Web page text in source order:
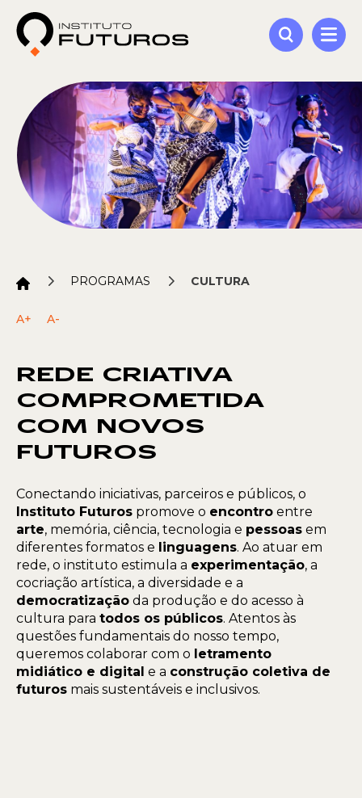
PROGRAMAS CULTURA
A+ A-
REDE CRIATIVA
COMPROMETIDA
COM NOVOS
FUTUROS
Conectando iniciativas, parceiros e públicos, o
Instituto Futuros promove o encontro entre
arte, memória, ciência, tecnologia e pessoas em
diferentes formatos e linguagens. Ao atuar em
rede, o instituto estimula a experimentação, a
cocriação artística, a diversidade e a
democratização da produção e do acesso à
cultura para todos os públicos. Atentos às
questões fundamentais do nosso tempo,
queremos colaborar com o letramento
midiático e digital e a construção coletiva de
futuros mais sustentáveis e inclusivos.